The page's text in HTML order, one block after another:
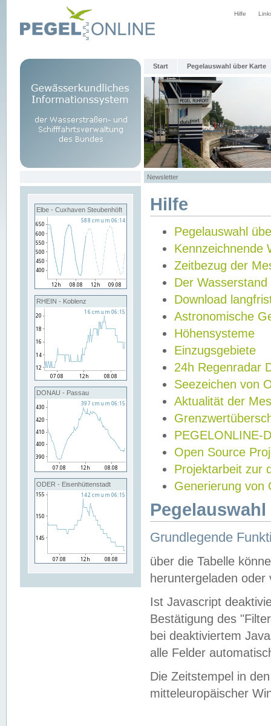
Hilfe
Start Pegelauswahl über Karte
Newsletter
Elbe - Cuxhaven Steubenhöft
RHEIN - Koblenz
DONAU - Passau
ODER - Eisenhüttenstadt
Hilfe
Pegelauswahl
Kennzeichnende
Zeitbezug der
Der Wasserstand
Download
Astronomische
Höhensysteme
Einzugsgebiete
24h Regenradar
Seezeichen von
Aktualität der
PEGELONLINE-
Open Source
Projektarbeit zur
Generierung von
Grundlegende
über die Tabelle
heruntergeladen oder
Ist Javascript
Bestätigung des
bei deaktiviertem
alle Felder
Die Zeitstempel in
mitteleuropäischer